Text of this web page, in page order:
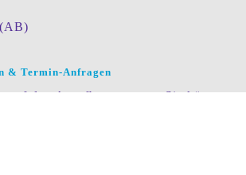
(AB)
& Termin-Anfragen
auf den Anrufbeantworter. Sie können